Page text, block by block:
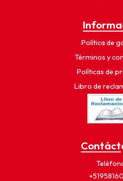
Política de
Términos y
Políticas de
Libro de